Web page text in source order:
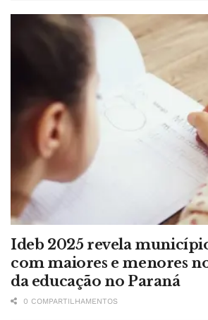
Ideb 2025 revela
com maiores e menores
da educação no Paraná
0 COMPARTILHAMENTOS